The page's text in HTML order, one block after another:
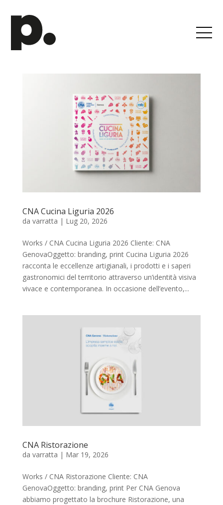
CNA Cucina Liguria 2026
da varratta | Lug 20, 2026
Works / CNA Cucina Liguria 2026 Cliente: CNA
GenovaOggetto: branding, print Cucina Liguria 2026
racconta le eccellenze artigianali, i prodotti e i saperi
gastronomici del territorio attraverso un’identità visiva
vivace e contemporanea. In occasione dell’evento,...
CNA Ristorazione
da varratta | Mar 19, 2026
Works / CNA Ristorazione Cliente: CNA
GenovaOggetto: branding, print Per CNA Genova
abbiamo progettato la brochure Ristorazione, una